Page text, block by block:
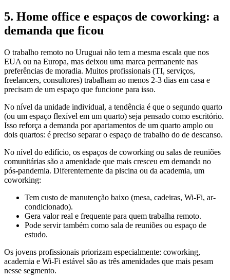
5. Home office e espaços de coworking: a
demanda que ficou
O trabalho remoto no Uruguai não tem a mesma escala que nos
EUA ou na Europa, mas deixou uma marca permanente nas
preferências de moradia. Muitos profissionais (TI, serviços,
freelancers, consultores) trabalham ao menos 2-3 dias em casa e
precisam de um espaço que funcione para isso.
No nível da unidade individual, a tendência é que o segundo quarto
(ou um espaço flexível em um quarto) seja pensado como escritório.
Isso reforça a demanda por apartamentos de um quarto amplo ou
dois quartos: é preciso separar o espaço de trabalho do de descanso.
No nível do edifício, os espaços de coworking ou salas de reuniões
comunitárias são a amenidade que mais cresceu em demanda no
pós-pandemia. Diferentemente da piscina ou da academia, um
coworking:
Tem custo de manutenção baixo (mesa, cadeiras, Wi-Fi, ar-
condicionado).
Gera valor real e frequente para quem trabalha remoto.
Pode servir também como sala de reuniões ou espaço de
estudo.
Os jovens profissionais priorizam especialmente: coworking,
academia e Wi-Fi estável são as três amenidades que mais pesam
nesse segmento.